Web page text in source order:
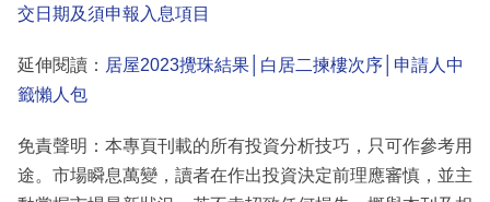
交日期及須申報入息項目
延伸閱讀： 居屋2023攪珠結果│白居二揀樓次序│申請人中
籤懶人包
免責聲明：本專頁刊載的所有投資分析技巧，只可作參考用
途。市場瞬息萬變，讀者在作出投資決定前理應審慎，並主